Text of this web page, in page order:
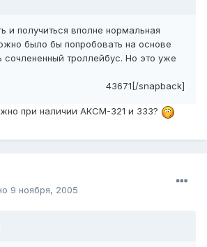
и получиться вполне нормальная
было бы попробовать на основе
сочлененный троллейбус. Но это уже
43671[/snapback]
при наличии АКСМ-321 и 333?
9 ноября, 2005